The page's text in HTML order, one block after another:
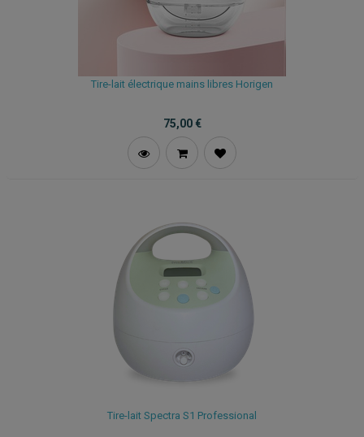
Tire-lait électrique mains libres Horigen
75,00€
Tire-lait Spectra S1 Professional